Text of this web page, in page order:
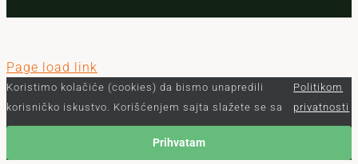
Page load link
Koristimo kolačiće (cookies) da bismo unapredili
korisničko iskustvo. Korišćenjem sajta slažete se sa
Politikom
privatnosti
Prihvatam